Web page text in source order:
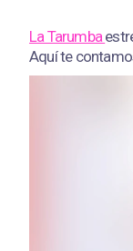
La Tarumba
Aquí te